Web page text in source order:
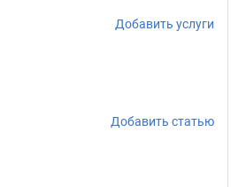
Добавить услуги
Добавить статью